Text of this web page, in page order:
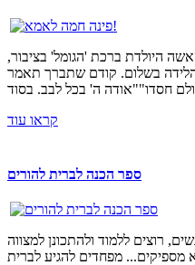
היולדת ברכת 'הגומל' בציבור,
בשלום. קודם שתברך תאמר
קראו עוד
ספר הכנה לברית להורים
רוצים ללמוד ולהתכונן למצווה
מספיקים... מפחדים להגיע לברית